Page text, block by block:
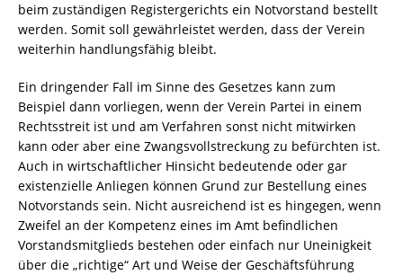
beim zuständigen Registergerichts ein Notvorstand bestellt
werden. Somit soll gewährleistet werden, dass der Verein
weiterhin handlungsfähig bleibt.
Ein dringender Fall im Sinne des Gesetzes kann zum
Beispiel dann vorliegen, wenn der Verein Partei in einem
Rechtsstreit ist und am Verfahren sonst nicht mitwirken
kann oder aber eine Zwangsvollstreckung zu befürchten ist.
Auch in wirtschaftlicher Hinsicht bedeutende oder gar
existenzielle Anliegen können Grund zur Bestellung eines
Notvorstands sein. Nicht ausreichend ist es hingegen, wenn
Zweifel an der Kompetenz eines im Amt befindlichen
Vorstandsmitglieds bestehen oder einfach nur Uneinigkeit
über die „richtige“ Art und Weise der Geschäftsführung